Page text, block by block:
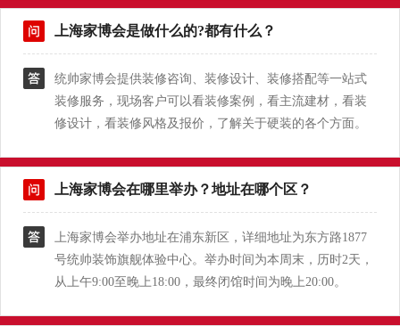
上海家博会是做什么的?都有什么？
统帅家博会提供装修咨询、装修设计、装修搭配等一站式
装修服务，现场客户可以看装修案例，看主流建材，看装
修设计，看装修风格及报价，了解关于硬装的各个方面。
上海家博会在哪里举办？地址在哪个区？
上海家博会举办地址在浦东新区，详细地址为东方路1877
号统帅装饰旗舰体验中心。举办时间为本周末，历时2天，
从上午9:00至晚上18:00，最终闭馆时间为晚上20:00。